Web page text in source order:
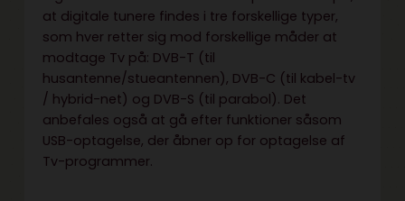
at digitale tunere findes i tre forskellige typer,
som hver retter sig mod forskellige måder at
modtage Tv på: DVB-T (til
husantenne/stueantennen), DVB-C (til kabel-tv
/ hybrid-net) og DVB-S (til parabol). Det
anbefales også at gå efter funktioner såsom
USB-optagelse, der åbner op for optagelse af
Tv-programmer.